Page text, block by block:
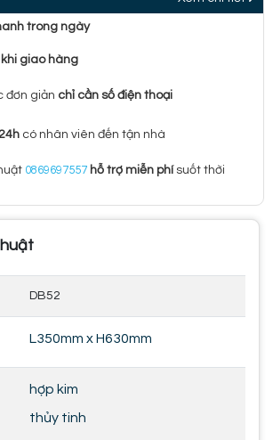
trong ngày
giao hàng
đơn giản chỉ cần số điện thoại
có nhân viên đến tận nhà
0869697557 hỗ trợ miễn phí suốt thời
DB52
L350mm x H630mm
hợp kim
thủy tinh